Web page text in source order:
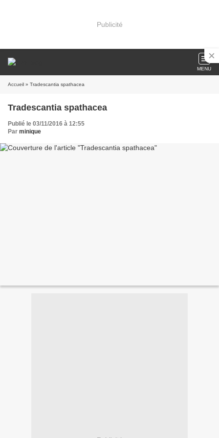
Publicité
MENU
Accueil » Tradescantia spathacea
Tradescantia spathacea
Publié le 03/11/2016 à 12:55
Par minique